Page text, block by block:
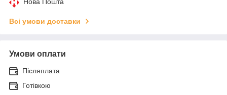
Всі умови доставки
Умови оплати
Післяплата
Готівкою